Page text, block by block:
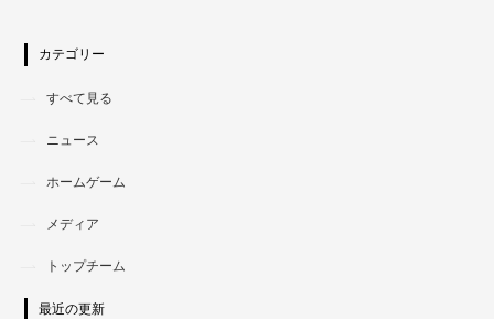
カテゴリー
すべて見る
ニュース
ホームゲーム
メディア
トップチーム
最近の更新